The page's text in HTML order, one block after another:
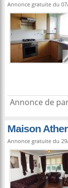
Annonce gratuite du
Annonce de
Maison
Annonce gratuite du